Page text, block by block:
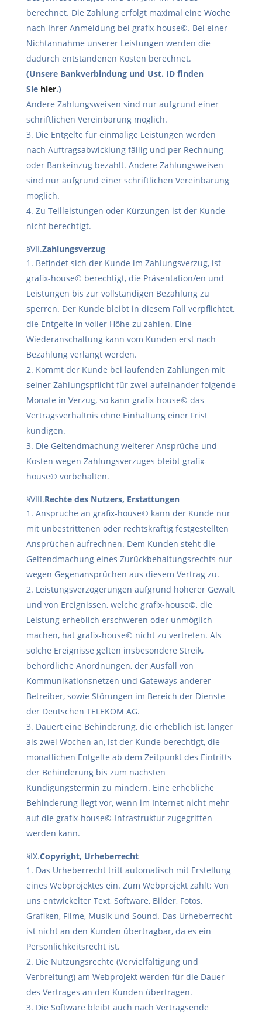
berechnet. Die Zahlung erfolgt maximal eine Woche
nach Ihrer Anmeldung bei grafix-house©. Bei einer
Nichtannahme unserer Leistungen werden die
dadurch entstandenen Kosten berechnet.
(Unsere Bankverbindung und Ust. ID finden
Sie hier.)
Andere Zahlungsweisen sind nur aufgrund einer
schriftlichen Vereinbarung möglich.
Die Entgelte für einmalige Leistungen werden
nach Auftragsabwicklung fällig und per Rechnung
oder Bankeinzug bezahlt. Andere Zahlungsweisen
sind nur aufgrund einer schriftlichen Vereinbarung
möglich.
Zu Teilleistungen oder Kürzungen ist der Kunde
nicht berechtigt.
§VII.Zahlungsverzug
Befindet sich der Kunde im Zahlungsverzug, ist
grafix-house© berechtigt, die Präsentation/en und
Leistungen bis zur vollständigen Bezahlung zu
sperren. Der Kunde bleibt in diesem Fall verpflichtet,
die Entgelte in voller Höhe zu zahlen. Eine
Wiederanschaltung kann vom Kunden erst nach
Bezahlung verlangt werden.
Kommt der Kunde bei laufenden Zahlungen mit
seiner Zahlungspflicht für zwei aufeinander folgende
Monate in Verzug, so kann grafix-house© das
Vertragsverhältnis ohne Einhaltung einer Frist
kündigen.
Die Geltendmachung weiterer Ansprüche und
Kosten wegen Zahlungsverzuges bleibt grafix-
house© vorbehalten.
§VIII.Rechte des Nutzers, Erstattungen
Ansprüche an grafix-house© kann der Kunde nur
mit unbestrittenen oder rechtskräftig festgestellten
Ansprüchen aufrechnen. Dem Kunden steht die
Geltendmachung eines Zurückbehaltungsrechts nur
wegen Gegenansprüchen aus diesem Vertrag zu.
Leistungsverzögerungen aufgrund höherer Gewalt
und von Ereignissen, welche grafix-house©, die
Leistung erheblich erschweren oder unmöglich
machen, hat grafix-house© nicht zu vertreten. Als
solche Ereignisse gelten insbesondere Streik,
behördliche Anordnungen, der Ausfall von
Kommunikationsnetzen und Gateways anderer
Betreiber, sowie Störungen im Bereich der Dienste
der Deutschen TELEKOM AG.
Dauert eine Behinderung, die erheblich ist, länger
als zwei Wochen an, ist der Kunde berechtigt, die
monatlichen Entgelte ab dem Zeitpunkt des Eintritts
der Behinderung bis zum nächsten
Kündigungstermin zu mindern. Eine erhebliche
Behinderung liegt vor, wenn im Internet nicht mehr
auf die grafix-house©-Infrastruktur zugegriffen
werden kann.
§IX.Copyright, Urheberrecht
Das Urheberrecht tritt automatisch mit Erstellung
eines Webprojektes ein. Zum Webprojekt zählt: Von
uns entwickelter Text, Software, Bilder, Fotos,
Grafiken, Filme, Musik und Sound. Das Urheberrecht
ist nicht an den Kunden übertragbar, da es ein
Persönlichkeitsrecht ist.
Die Nutzungsrechte (Vervielfältigung und
Verbreitung) am Webprojekt werden für die Dauer
des Vertrages an den Kunden übertragen.
Die Software bleibt auch nach Vertragsende